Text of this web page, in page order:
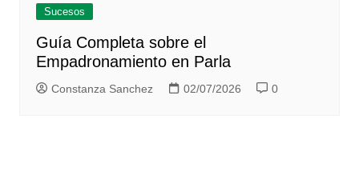
Sucesos
Guía Completa sobre el
Empadronamiento en Parla
Constanza Sanchez 02/07/2026 0